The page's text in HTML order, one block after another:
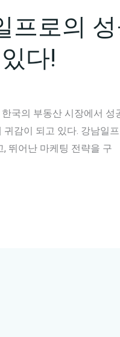
프로의
다!
국의 부동산 시장에서
귀감이 되고 있다. 강남일
, 뛰어난 마케팅 전략을 구